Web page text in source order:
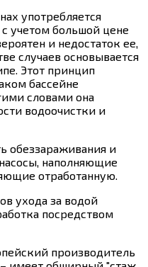
употребляется
учетом большой цене
и недостаток ее,
случаев основывается
Этот принцип
бассейне
словами она
водоочистки и
обеззараживания и
наполняющие
отработанную.
ухода за водой
посредством
производитель